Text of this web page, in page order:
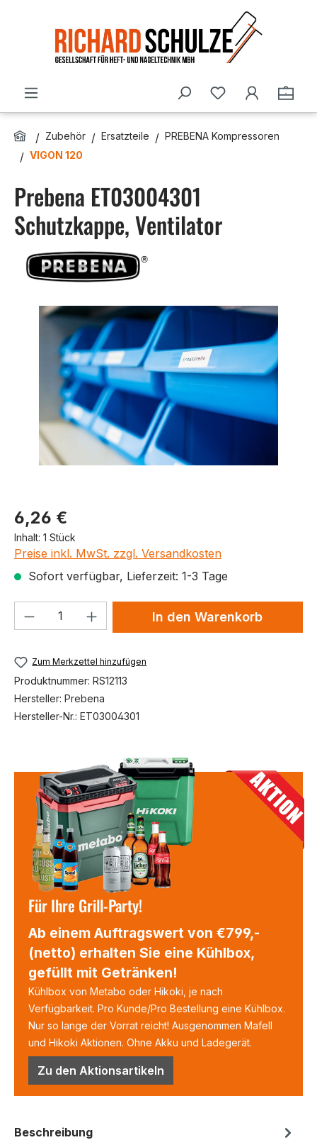
Du hast 0
Zubehör Ersatzteile
PREBENA Kompressoren
VIGON 120
Prebena ET03004301
Schutzkappe, Ventilator
Bildergalerie überspringen
Produktpreis
6,26 €
Inhalt: 1 Stück
Preise inkl. MwSt. zzgl. Versandkosten
Sofort verfügbar, Lieferzeit: 1-3 Tage
Produkt Anzahl: Gib denIn den Warenkorb
Zum Merkzettel hinzufügen
Produktnummer: RS12113
Hersteller: Prebena
Hersteller-Nr.: ET03004301
Für Ihre Grill-Party!
Ab einem Auftragswert von €799,-
(netto) erhalten Sie eine Kühlbox,
gefüllt mit Getränken!
Kühlbox von Metabo oder Hikoki, je nach
Verfügbarkeit. Pro Kunde/Pro Bestellung eine Kühlbox.
Nur so lange der Vorrat reicht! Ausgenommen Mafell
und Hikoki Aktionen. Ohne Akku und Ladegerät.
Zu den Aktionsartikeln
Beschreibung